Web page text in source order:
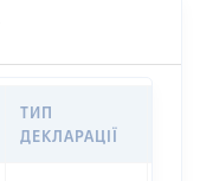
ТИП
ДЕКЛАРАЦІЇ